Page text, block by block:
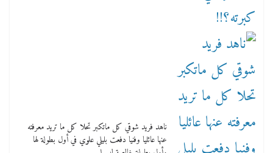
ناهد فريد شوقي كل ماتكبر تحلا كل ما تريد معرفته
عنها عائليا وفنيا دفعت بليلي علوي في أول بطولة لها